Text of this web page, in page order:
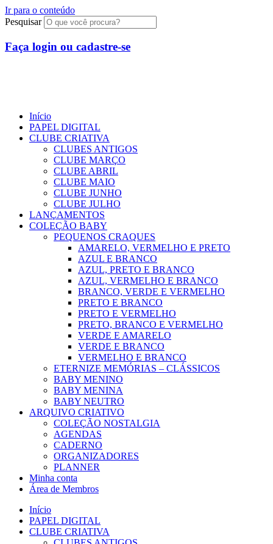
Ir para o conteúdo
Pesquisar
Faça login ou cadastre-se
Início
PAPEL DIGITAL
CLUBE CRIATIVA
CLUBES ANTIGOS
CLUBE MARÇO
CLUBE ABRIL
CLUBE MAIO
CLUBE JUNHO
CLUBE JULHO
LANÇAMENTOS
COLEÇÃO BABY
PEQUENOS CRAQUES
AMARELO, VERMELHO E PRETO
AZUL E BRANCO
AZUL, PRETO E BRANCO
AZUL, VERMELHO E BRANCO
BRANCO, VERDE E VERMELHO
PRETO E BRANCO
PRETO E VERMELHO
PRETO, BRANCO E VERMELHO
VERDE E AMARELO
VERDE E BRANCO
VERMELHO E BRANCO
ETERNIZE MEMÓRIAS – CLÁSSICOS
BABY MENINO
BABY MENINA
BABY NEUTRO
ARQUIVO CRIATIVO
COLEÇÃO NOSTALGIA
AGENDAS
CADERNO
ORGANIZADORES
PLANNER
Minha conta
Área de Membros
Início
PAPEL DIGITAL
CLUBE CRIATIVA